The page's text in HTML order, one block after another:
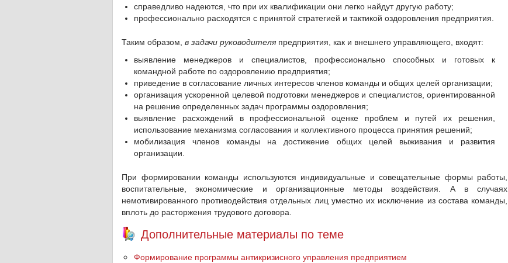
справедливо надеются, что при их квалификации они легко найдут другую работу;
профессионально расходятся с принятой стратегией и тактикой оздоровления предприятия.
Таким образом, в задачи руководителя предприятия, как и внешнего управляющего, входят:
выявление менеджеров и специалистов, профессионально способных и готовых к
командной работе по оздоровлению предприятия;
приведение в согласование личных интересов членов команды и общих целей организации;
организация ускоренной целевой подготовки менеджеров и специалистов, ориентированной
на решение определенных задач программы оздоровления;
выявление расхождений в профессиональной оценке проблем и путей их решения,
использование механизма согласования и коллективного процесса принятия решений;
мобилизация членов команды на достижение общих целей выживания и развития
организации.
При формировании команды используются индивидуальные и совещательные формы работы,
воспитательные, экономические и организационные методы воздействия. А в случаях
немотивированного противодействия отдельных лиц уместно их исключение из состава команды,
вплоть до расторжения трудового договора.
Дополнительные материалы по теме
Формирование программы антикризисного управления предприятием